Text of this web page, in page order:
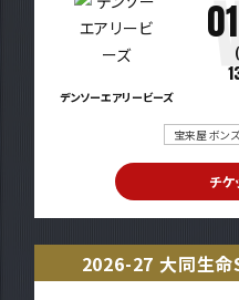
デンソーエアリービーズ
宝来屋 ボン
チケ
2026-27 大同生命